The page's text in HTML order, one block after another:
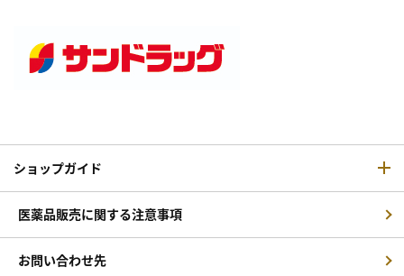
ショップガイド
医薬品販売に関する注意事項
お問い合わせ先